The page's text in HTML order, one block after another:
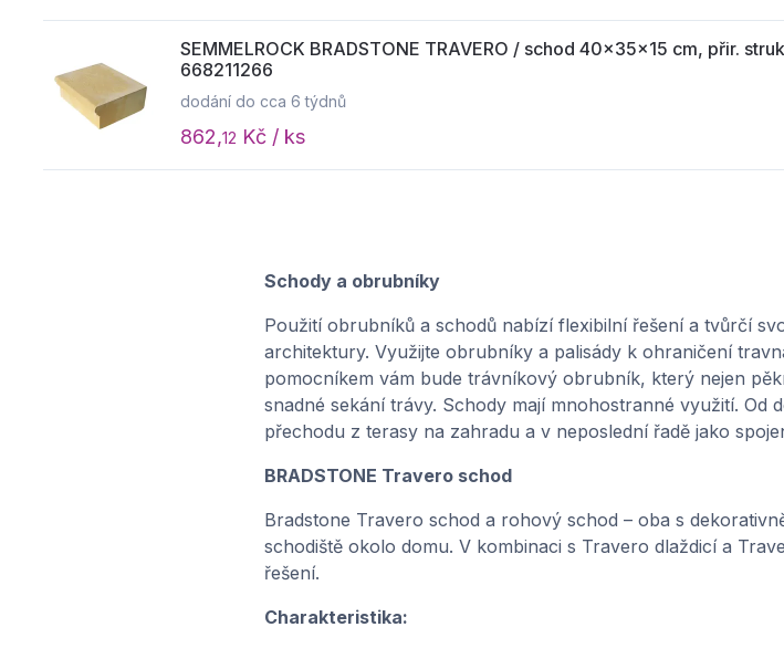
SEMMELROCK BRADSTONE TRAVERO / schod 40x35x15 cm, přir.
668211266
dodání do cca 6 týdnů
862,12 Kč / ks
Schody a obrubníky
Použití obrubníků a schodů nabízí flexibilní řešení a tvůrčí
architektury. Využijte obrubníky a palisády k ohraničení
pomocníkem vám bude trávníkový obrubník, který nejen
snadné sekání trávy. Schody mají mnohostranné využití. Od
přechodu z terasy na zahradu a v neposlední řadě jako
BRADSTONE Travero schod
Bradstone Travero schod a rohový schod – oba s
schodiště okolo domu. V kombinaci s Travero dlaždicí a
řešení.
Charakteristika: